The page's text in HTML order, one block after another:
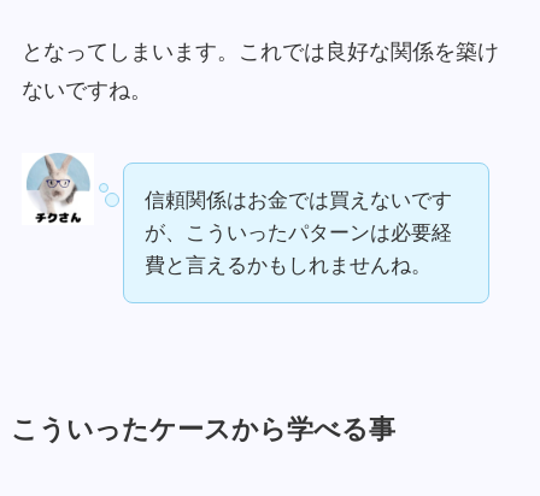
となってしまいます。これでは良好な関係を築け
ないですね。
信頼関係はお金では買えないです
が、こういったパターンは必要経
費と言えるかもしれませんね。
こういったケースから学べる事